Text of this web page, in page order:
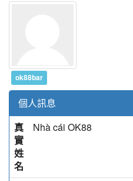
ok88bar
個人訊息
真
實
姓
名
Nhà cái OK88